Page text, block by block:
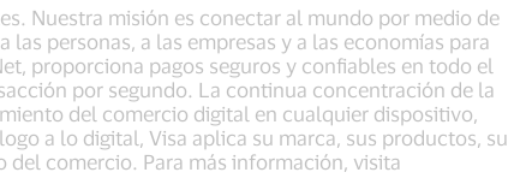
Nuestra misión es conectar al mundo por medio de
personas, a las empresas y a las economías para
proporciona pagos seguros y confiables en todo el
por segundo. La continua concentración de la
del comercio digital en cualquier dispositivo,
a lo digital, Visa aplica su marca, sus productos, su
del comercio. Para más información, visita